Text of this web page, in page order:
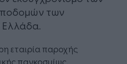
των
Ελλάδα.
εταιρία παροχής
παγκοσμίως,